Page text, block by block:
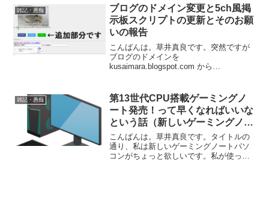
に有料プランに変更してくださいという
通知のメールが...
雑記・愚痴
ブログのドメイン変更と5ch風掲
示板スクリプトの更新とそのお願
いの報告
こんばんは。草井真良です。突然ですが
ブログのドメインを
kusaimara.blogspot.com から
感じ、調べてみた結果ドメインが原因だ
ろうと当た...
雑記・愚痴
第13世代CPU搭載ゲーミングノ
ート発売！って早くなればいいな
という話（新しいゲーミングノー
トがちょっと欲しい）
こんばんは。草井真良です。タイトルの
通り、私は新しいゲーミングノートパソ
コンがちょっと欲しいです。私が使って